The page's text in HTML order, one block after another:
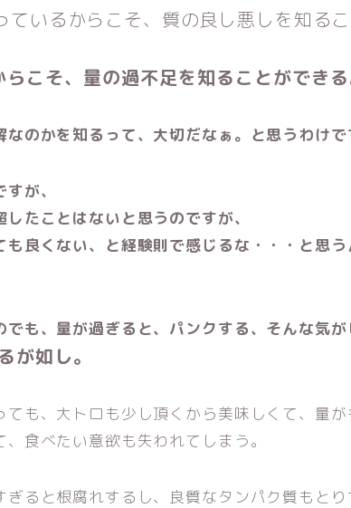
ているからこそ、質の良し悪しを知る
こそ、量の過不足を知ることができる
のかを知るって、大切だなぁ。と思うわけで
が、
たことはないと思うのですが、
も良くない、と経験則で感じるな・・・と思う
も、量が過ぎると、パンクする、そんな気が
が如し。
も、大トロも少し頂くから美味しくて、量が
食べたい意欲も失われてしまう。
ると根腐れするし、良質なタンパク質もと